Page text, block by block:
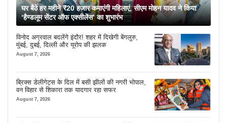
घर बैठे हर महीने ₹20 हजार कमाएंगी महिलाएं, सीएम मोहन यादव ने किया
‘हैण्डलूम सेंटर ऑफ एक्सीलेंस’ का शुभारंभ
विनोद अग्रवाल बदलेंगे इंदौर! शहर में दिखेगी बेंगलुरु,
मुंबई, दुबई, दिल्ली और यूरोप की झलक
August 7, 2026
ब्रिक्स डेलीगेट्स के दिल में बसी झीलों की नगरी भोपाल,
वन विहार से शिकारा तक यादगार रहा सफर
August 7, 2026